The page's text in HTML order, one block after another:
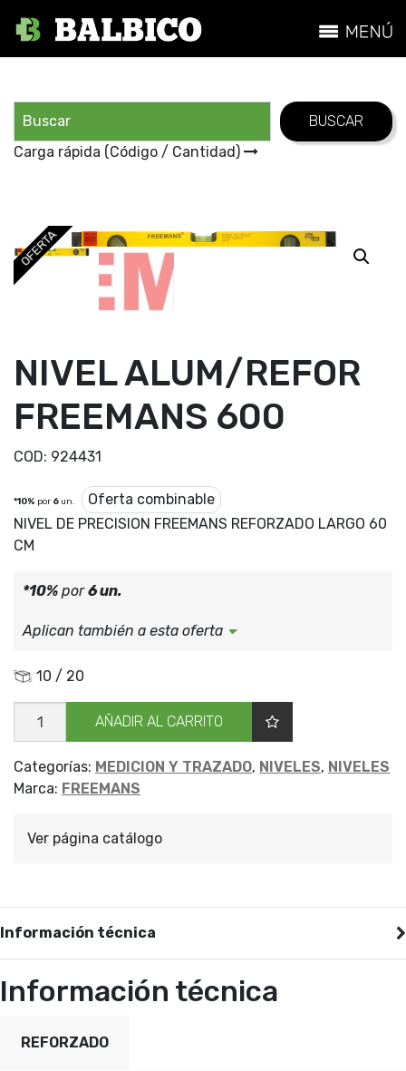
Carga rápida (Código / Cantidad)
OFERTA
NIVEL ALUM/REFOR
FREEMANS 600
COD: 924431
*10% por 6 un.
Oferta combinable
NIVEL DE PRECISION FREEMANS REFORZADO LARGO 60
CM
*10% por6 un.
Aplican también a esta oferta
10 / 20
NIVEL
ALUM/REFOR
FREEMANS
cantidad
AÑADIR AL CARRITO
Categorías: MEDICION Y TRAZADO, NIVELES, NIVELES
Marca: FREEMANS
Ver página catálogo
Información técnica
Información técnica
REFORZADO